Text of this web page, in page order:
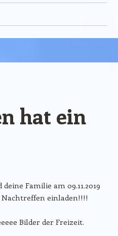
hat ein
Familie am 09.11.2019
einladen!!!!
Bilder der Freizeit.